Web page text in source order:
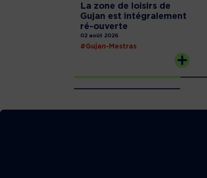
La zone de loisirs de
Gujan est intégralement
ré-ouverte
02 août 2026
#Gujan-Mestras